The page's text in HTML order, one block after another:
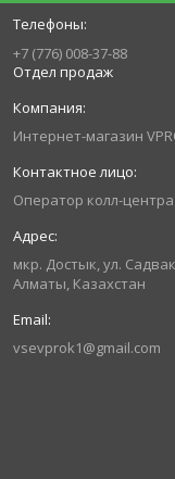
+7 (776) 008-37-88
Отдел продаж
Интернет-магазин
Оператор колл-центра
мкр. Достык, ул.
Алматы, Казахстан
vsevprok1@gmail.com